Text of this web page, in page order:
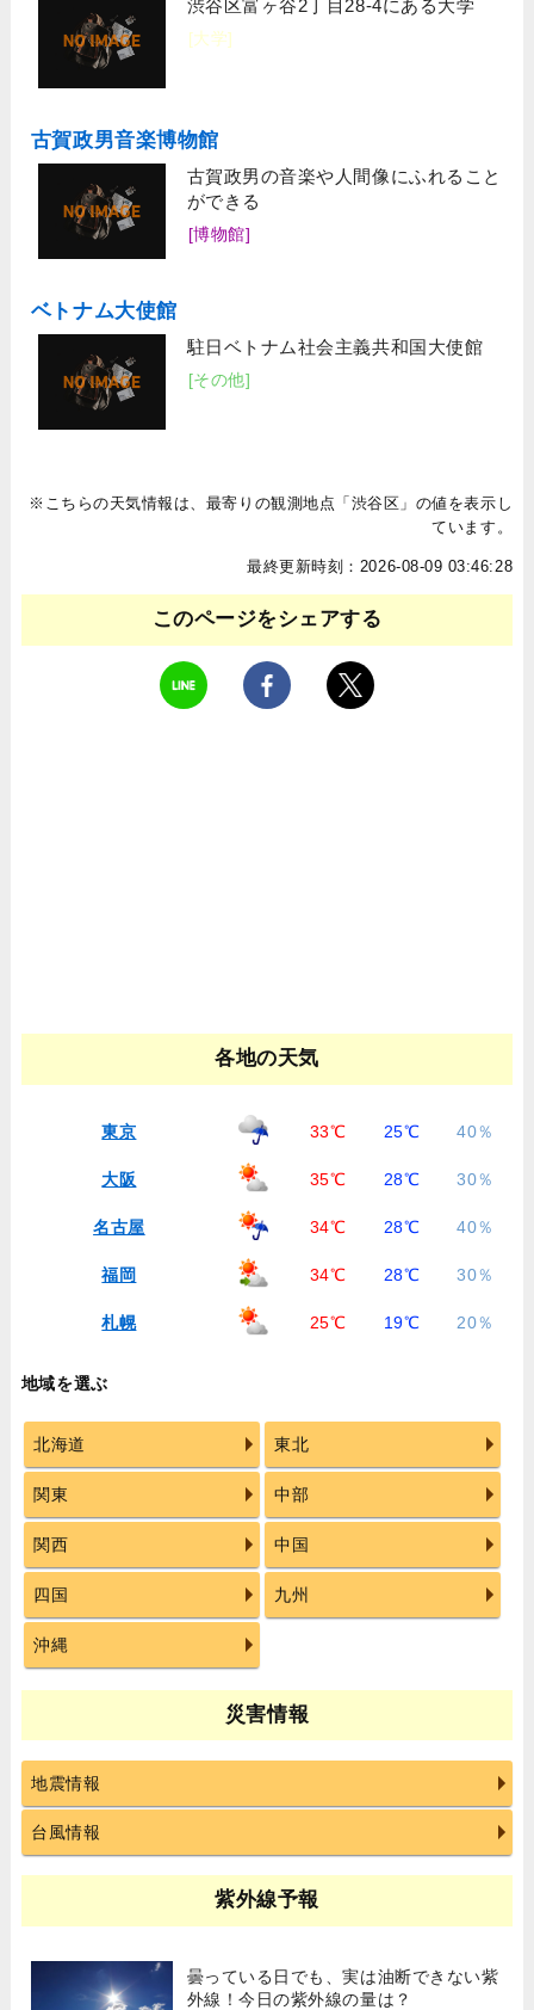
渋谷区富ヶ谷2丁目28-4にある大学
[大学]
古賀政男音楽博物館
古賀政男の音楽や人間像にふれること
ができる
[博物館]
ベトナム大使館
駐日ベトナム社会主義共和国大使館
[その他]
※こちらの天気情報は、最寄りの観測地点「渋谷区」の値を表示し
ています。
最終更新時刻：2026-08-09 03:46:28
このページをシェアする
各地の天気
東京 33℃ 25℃ 40％
大阪 35℃ 28℃ 30％
名古屋 34℃ 28℃ 40％
福岡 34℃ 28℃ 30％
札幌 25℃ 19℃ 20％
地域を選ぶ
北海道 東北
関東 中部
関西 中国
四国 九州
沖縄
災害情報
地震情報
台風情報
紫外線予報
曇っている日でも、実は油断できない紫
外線！今日の紫外線の量は？